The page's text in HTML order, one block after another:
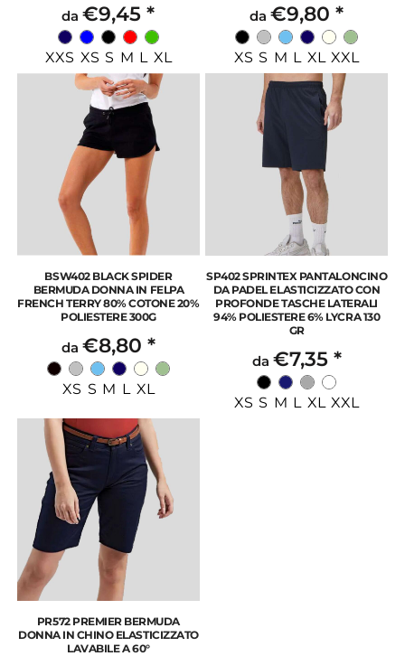
da€9,45*
XXS XS S M L XL
da€9,80*
XS S M L XL XXL
BSW402 BLACK SPIDER
BERMUDA DONNA IN FELPA
FRENCH TERRY 80% COTONE 20%
POLIESTERE 300G
da €8,80 *
XS S M L XL
SP402 SPRINTEX PANTALONCINO
DA PADEL ELASTICIZZATO CON
PROFONDE TASCHE LATERALI
94% POLIESTERE 6% LYCRA 130
GR
da €7,35 *
XS S M L XL XXL
PR572 PREMIER BERMUDA
DONNA IN CHINO ELASTICIZZATO
LAVABILE A 60°